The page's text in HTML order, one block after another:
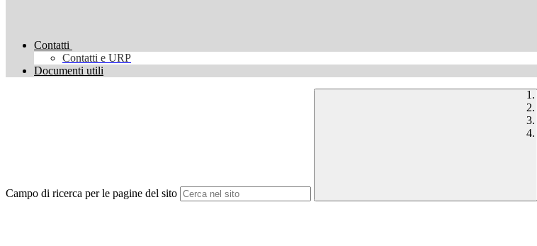
Contatti
Contatti e URP
Documenti utili
Campo di ricerca per le pagine del sito